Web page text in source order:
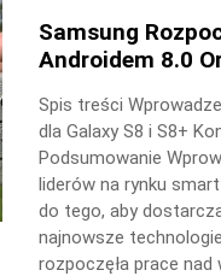
Samsung
Androidem 8.0
Spis treści
dla Galaxy S8 i S8+
Podsumowanie
liderów na rynku
do tego, aby
najnowsze
rozpoczęła prace nad